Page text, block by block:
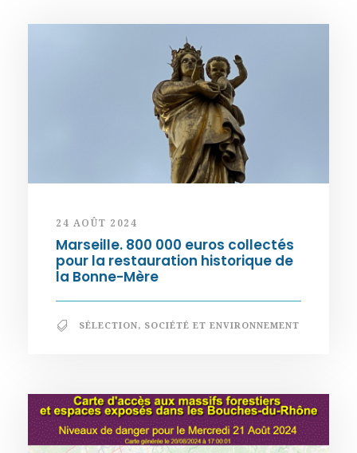
24 AOÛT 2024
Marseille. 800 000 euros collectés
pour la restauration historique de
la Bonne-Mère
SÉLECTION, SOCIÉTÉ ET ENVIRONNEMENT